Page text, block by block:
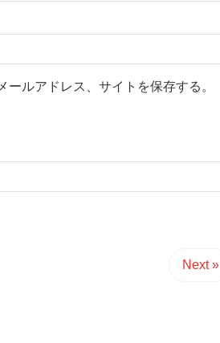
ルアドレス、サイトを保存する。
Next »